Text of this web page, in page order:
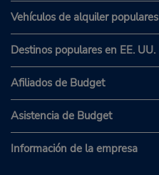
Vehículos de alquiler populares
Destinos populares en EE. UU.
Afiliados de Budget
Asistencia de Budget
Información de la empresa